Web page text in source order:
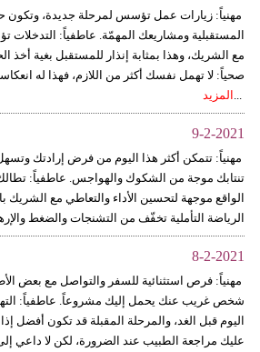
مهنياً: زيارات عمل تؤسس لمرحلة جديدة، وتكون
المستقبلية ومشاريعك المهمّة. عاطفياً:
مع الشريك، وهذا بمثابة إنذار للمستقبل بغية أخذ
صحياً: لا تهمل نفسك أكثر من اللازم، فهذا له
... المزيد
9-2-2021
مهنياً: تتمكن أكثر هذا اليوم من فرض إرادتك
تنتابك موجة من الشكوك والهواجس. عاطفياً: تطالك
الواقع موجهة لتحسين الأداء والتعاطي مع
الرياضة التأملية تخفّف من التشنجات والضغط والإرهاق،
8-2-2021
مهنياً: فرص استثنائية للسفر والتواصل مع بعض
شخص غريب عنك يحمل إليك مشروعاً. عاطفياً:
اليوم قبل الغد، والمرحلة المقبلة قد تكون أفضل
عليك مراجعة الطبيب عند الضرورة، لكن لا داعي